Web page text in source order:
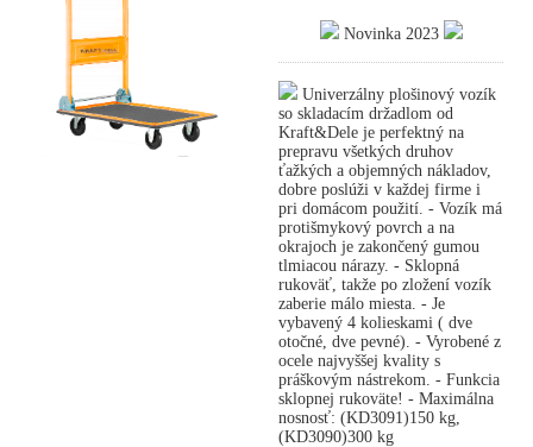
Novinka 2023
Univerzálny plošinový vozík
so skladacím držadlom od
Kraft&Dele je perfektný na
prepravu všetkých druhov
ťažkých a objemných nákladov,
dobre poslúži v každej firme i
pri domácom použití. - Vozík má
protišmykový povrch a na
okrajoch je zakončený gumou
tlmiacou nárazy. - Sklopná
rukoväť, takže po zložení vozík
zaberie málo miesta. - Je
vybavený 4 kolieskami ( dve
otočné, dve pevné). - Vyrobené z
ocele najvyššej kvality s
práškovým nástrekom. - Funkcia
sklopnej rukoväte! - Maximálna
nosnosť: (KD3091)150 kg,
(KD3090)300 kg